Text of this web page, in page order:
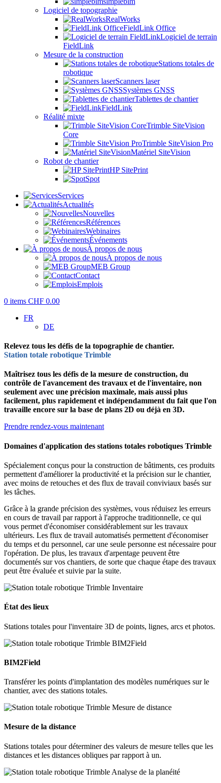
Logiciel de topographie
RealWorks
FieldLink Office
Logiciel de terrain
FieldLink
Mesure de la construction
Stations totales de
robotique
Scanners laser
Systèmes GNSS
Tablettes de chantier
FieldLink
Réalité mixte
Trimble SiteVision
Core
Trimble SiteVision Pro
Matériel SiteVision
Robot de chantier
HP SitePrint
Spot
Services
Actualités
Nouvelles
Références
Webinaires
Événements
À propos de nous
À propos de nous
MEB Group
Contact
Emplois
0 items CHF 0.00
FR
DE
Relevez tous les défis de la topographie de chantier.
Station totale robotique Trimble
Maîtrisez tous les défis de la mesure de construction, du
contrôle de l'avancement des travaux et de l'inventaire, non
seulement avec une précision maximale, mais aussi plus
facilement, plus rapidement et indépendamment du fait que l'on
travaille encore sur la base de plans 2D ou déjà en 3D.
Prendre rendez-vous maintenant
Domaines d'application des stations totales robotiques Trimble
Spécialement conçus pour la construction de bâtiments, ces produits
permettent d'améliorer la productivité et la précision sur le chantier,
avec moins de retouches et des flux de travail conviviaux basés sur
les tâches.
Grâce à la grande précision des systèmes, vous réduisez les erreurs
en cours de travail par rapport à l'approche traditionnelle, ce qui
vous permet d'économiser considérablement sur les travaux
ultérieurs. Les flux de travail automatisés permettent d'économiser
du temps et du personnel, car une seule personne est nécessaire pour
l'opération. De plus, les travaux d'arpentage peuvent être
documentés sur vos chantiers, de sorte que chaque étape des travaux
peut être évaluée et suivie par la suite.
État des lieux
Stations totales pour l'inventaire 3D de points, lignes, arcs et photos.
BIM2Field
Transférer les points d'implantation des modèles numériques sur le
chantier, avec des stations totales.
Mesure de la distance
Stations totales pour déterminer des valeurs de mesure telles que les
distances et les distances obliques par rapport à un.